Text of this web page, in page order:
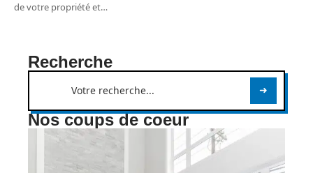
de votre propriété et…
Recherche
Nos coups de coeur